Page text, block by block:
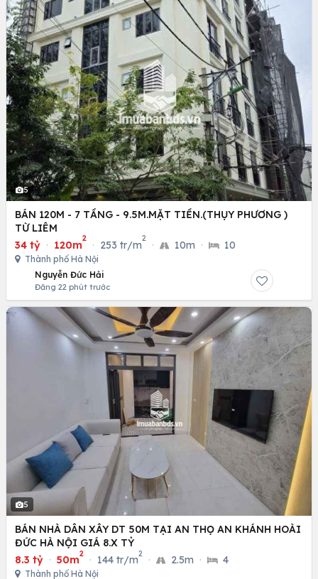
5
BÁN 120M - 7 TẦNG - 9.5M.MẶT TIỀN.(THỤY PHƯƠNG )
TỪ LIÊM
34 tỷ · 120m
2
· 253 tr/m
2
· 10m · 10
Thành phố Hà Nội
Nguyễn Đức Hải
Đăng 22 phút trước
5
BÁN NHÀ DÂN XÂY DT 50M TẠI AN THỌ AN KHÁNH HOÀI
ĐỨC HÀ NỘI GIÁ 8.X TỶ
8.3 tỷ · 50m
2
· 144 tr/m
2
· 2.5m · 4
Thành phố Hà Nội